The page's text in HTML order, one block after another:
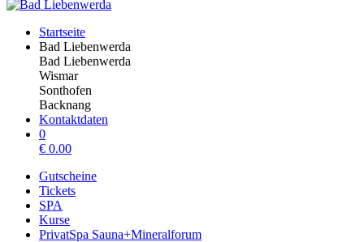
Startseite
Bad Liebenwerda
Bad Liebenwerda
Wismar
Sonthofen
Backnang
Kontaktdaten
0
€ 0.00
Gutscheine
Tickets
SPA
Kurse
PrivatSpa Sauna+Mineralforum